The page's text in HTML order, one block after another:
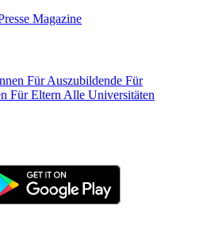
Magazine
Für Auszubildende Für
Für Eltern Alle Universitäten